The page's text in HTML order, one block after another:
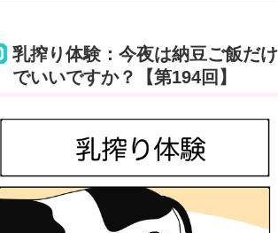
乳搾り体験：今夜は納豆ご飯だけ
でいいですか？【第194回】